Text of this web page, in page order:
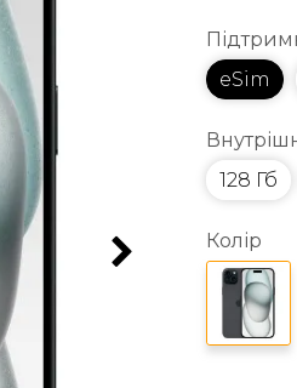
eSim
128 Гб
Колір